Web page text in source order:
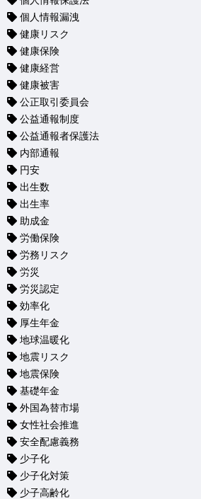
個人情報漏洩
健康リスク
健康保険
健康経営
健康被害
公正取引委員会
公益通報制度
公益通報者保護法
内部通報
円安
出生数
出生率
助成金
労働保険
労務リスク
労災
労災認定
効率化
厚生年金
地球温暖化
地震リスク
地震保険
基礎年金
外国為替市場
女性社会推進
安全配慮義務
少子化
少子化対策
少子高齢化